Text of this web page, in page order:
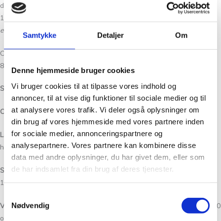
Samtykke Detaljer Om
Denne hjemmeside bruger cookies
Vi bruger cookies til at tilpasse vores indhold og
annoncer, til at vise dig funktioner til sociale medier og til
at analysere vores trafik. Vi deler også oplysninger om
din brug af vores hjemmeside med vores partnere inden
for sociale medier, annonceringspartnere og
analysepartnere. Vores partnere kan kombinere disse
data med andre oplysninger, du har givet dem, eller som
de har indsamlet fra din brug af deres tjenester.
Nødvendig
din krop), bør du strikke en str. S. En sweater i str. S har overvidden
120 cm og vil i nævnte eksempel give et bevægelsesrum (
ease
October Sweater på billedet bærer en str. XS og har et brystmål på
82 cm og er 164 cm høj.
Størrelser:XS (S) M (L) XL (2XL) 3XL (4XL) 5XL
Overvidde:116 (120) 126 (130) 139 (149) 158 (168) 177 cm
Længde:69 (70) 71 (72) 73 (74) 75 (76) 77 cm målt midt bag inkl.
halskant
Strikkefasthed:21 masker x 28 pinde i glatstrik på pind 4 mm = 10 x
10 cm
Vejledende pinde:
Rundpind 3 mm (40 cm), 3,5 mm og 4 mm (40, 60, 80
og/eller 100 cm), strømpepinde 3,5 mm og 4 mm